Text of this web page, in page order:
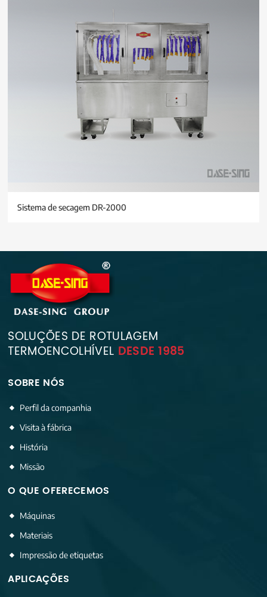
Sistema de secagem DR-2000
SOLUÇÕES DE ROTULAGEM
TERMOENCOLHÍVEL DESDE 1985
SOBRE NÓS
Perfil da companhia
Visita à fábrica
História
Missão
O QUE OFERECEMOS
Máquinas
Materiais
Impressão de etiquetas
APLICAÇÕES